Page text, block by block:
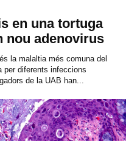
en una tortuga
nou adenovirus
la malaltia més comuna del
per diferents infeccions
de la UAB han...